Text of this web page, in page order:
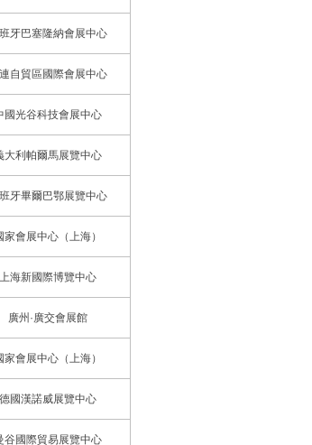
牙巴塞隆納會展中心
自貿區國際會展中心
國光谷科技會展中心
大利帕爾馬展覽中心
牙畢爾巴鄂展覽中心
家會展中心（上海）
上海新國際博覽中心
廣州·廣交會展館
家會展中心（上海）
德國漢諾威展覽中心
谷國際貿易展覽中心